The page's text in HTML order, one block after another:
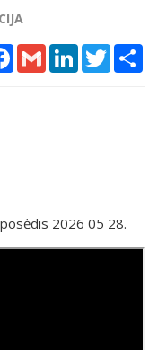
Facebook
Gmail LinkedInTwitter
2026 05 28.